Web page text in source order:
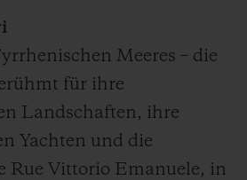
Meeres – die
für ihre
Landschaften, ihre
Yachten und die
Rue Vittorio Emanuele, in